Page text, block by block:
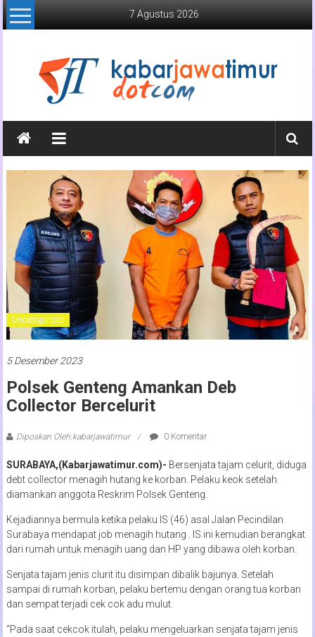
Lompat
ke
7 Agustus 2026
Kabar
Jawa
Timur
Online
Jawa
Timur
Uncategorized
5 Desember 2023
Polsek Genteng Amankan Deb
Collector Bercelurit
Diposkan Oleh:kabarjawatimur 0 Komentar
SURABAYA,(Kabarjawatimur.com)- Bersenjata tajam celurit, diduga
debt collector menagih hutang ke korban. Pelaku keok setelah
diamankan anggota Reskrim Polsek Genteng.
Kejadiannya bermula ketika pelaku IS (46) asal Jalan Pecindilan
Surabaya mendapat job menagih hutang . IS ini kemudian berangkat
dari rumah untuk menagih uang dan HP yang dibawa oleh korban.
Senjata tajam jenis clurit itu disimpan dibalik bajunya. Setelah
sampai di rumah korban, pelaku bertemu dengan orang tua korban
dan sempat terjadi cek cok adu mulut.
“Pada saat cekcok itulah, pelaku mengeluarkan senjata tajam jenis